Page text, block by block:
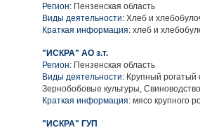
Регион: Пензенская область
Виды деятельности: Хлеб и
Краткая информация: хлеб и
"ИСКРА" АО з.т.
Регион: Пензенская область
Виды деятельности: Крупный рогатый
Зернобобовые культуры,
Краткая информация: мясо крупного
"ИСКРА" ГУП